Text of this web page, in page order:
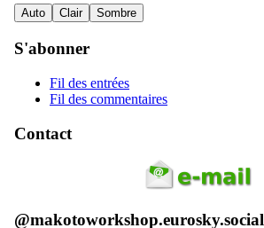
Auto Clair Sombre
S'abonner
Fil des entrées
Fil des commentaires
Contact
@makotoworkshop.eurosky.social